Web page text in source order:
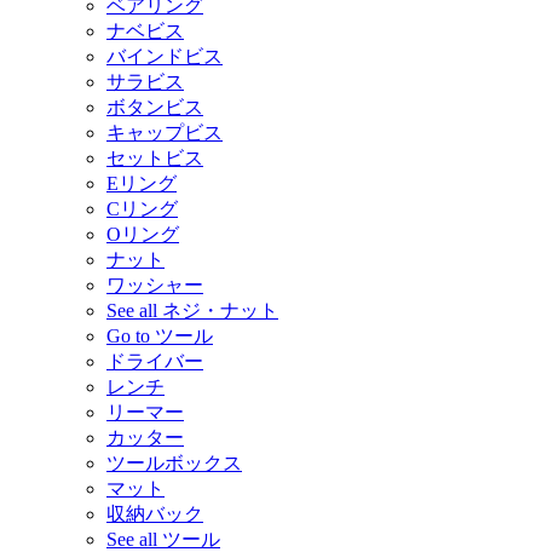
ベアリング
ナベビス
バインドビス
サラビス
ボタンビス
キャップビス
セットビス
Eリング
Cリング
Oリング
ナット
ワッシャー
See all ネジ・ナット
Go to ツール
ドライバー
レンチ
リーマー
カッター
ツールボックス
マット
収納バック
See all ツール